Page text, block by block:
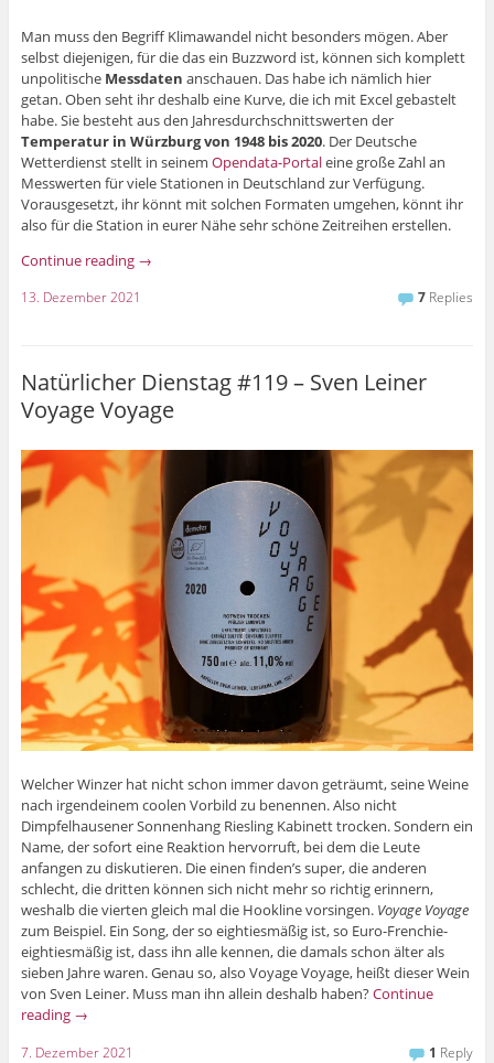
Man muss den Begriff Klimawandel nicht besonders mögen. Aber
selbst diejenigen, für die das ein Buzzword ist, können sich komplett
unpolitische Messdaten anschauen. Das habe ich nämlich hier
getan. Oben seht ihr deshalb eine Kurve, die ich mit Excel gebastelt
habe. Sie besteht aus den Jahresdurchschnittswerten der
Temperatur in Würzburg von 1948 bis 2020. Der Deutsche
Wetterdienst stellt in seinem Opendata-Portaleine große Zahl an
Messwerten für viele Stationen in Deutschland zur Verfügung.
Vorausgesetzt, ihr könnt mit solchen Formaten umgehen, könnt ihr
also für die Station in eurer Nähe sehr schöne Zeitreihen erstellen.
Continue reading →
13. Dezember 2021 7 Replies
Natürlicher Dienstag #119 – Sven Leiner
Voyage Voyage
Welcher Winzer hat nicht schon immer davon geträumt, seine Weine
nach irgendeinem coolen Vorbild zu benennen. Also nicht
Dimpfelhausener Sonnenhang Riesling Kabinett trocken. Sondern ein
Name, der sofort eine Reaktion hervorruft, bei dem die Leute
anfangen zu diskutieren. Die einen finden’s super, die anderen
schlecht, die dritten können sich nicht mehr so richtig erinnern,
weshalb die vierten gleich mal die Hookline vorsingen. Voyage Voyage
zum Beispiel. Ein Song, der so eightiesmäßig ist, so Euro-Frenchie-
eightiesmäßig ist, dass ihn alle kennen, die damals schon älter als
sieben Jahre waren. Genau so, also Voyage Voyage, heißt dieser Wein
von Sven Leiner. Muss man ihn allein deshalb haben?Continue
reading →
7. Dezember 2021 1 Reply